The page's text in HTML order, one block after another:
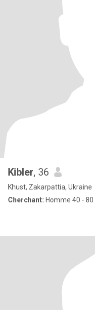
Kibler, 36
Khust, Zakarpattia, Ukraine
Cherchant: Homme 40 - 80